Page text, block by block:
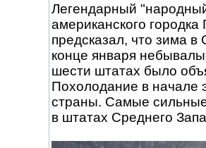
Легендарный
американского
предсказал, что зима
конце января
шести штатах было
Похолодание в начале
страны. Самые
в штатах Среднего